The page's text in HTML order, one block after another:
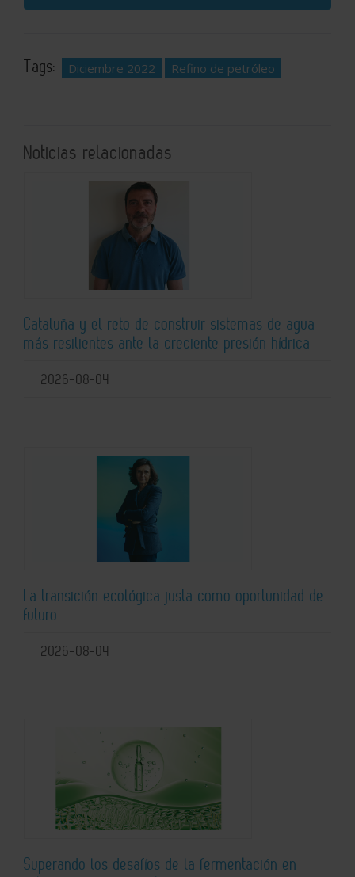
Tags: Diciembre 2022 Refino de petróleo
Noticias relacionadas
Cataluña y el reto de construir sistemas de agua
más resilientes ante la creciente presión hídrica
2026-08-04
La transición ecológica justa como oportunidad de
futuro
2026-08-04
Superando los desafíos de la fermentación en